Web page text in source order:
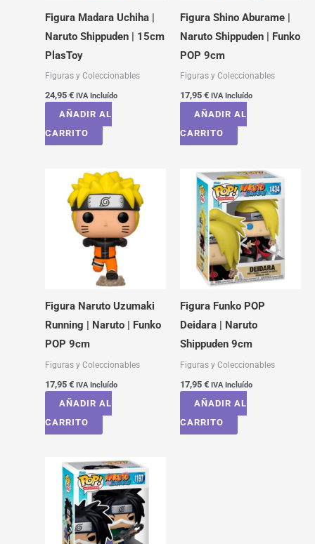
Figura Madara Uchiha |
Naruto Shippuden | 15cm
PlasToy
Figuras y Coleccionables
24,95 € IVA Incluído
AÑADIR AL
CARRITO
Figura Shino Aburame |
Naruto Shippuden | Funko
POP 9cm
Figuras y Coleccionables
17,95 € IVA Incluído
AÑADIR AL
CARRITO
Figura Naruto Uzumaki
Running | Naruto | Funko
POP 9cm
Figuras y Coleccionables
17,95 € IVA Incluído
AÑADIR AL
CARRITO
Figura Funko POP
Deidara | Naruto
Shippuden 9cm
Figuras y Coleccionables
17,95 € IVA Incluído
AÑADIR AL
CARRITO